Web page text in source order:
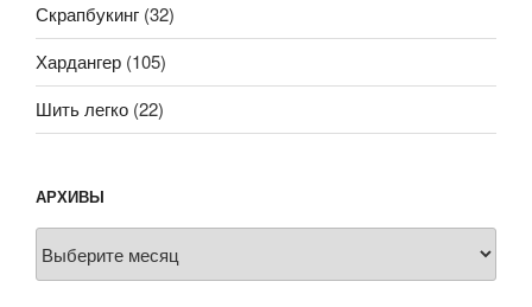
Скрапбукинг (32)
Хардангер (105)
Шить легко (22)
АРХИВЫ